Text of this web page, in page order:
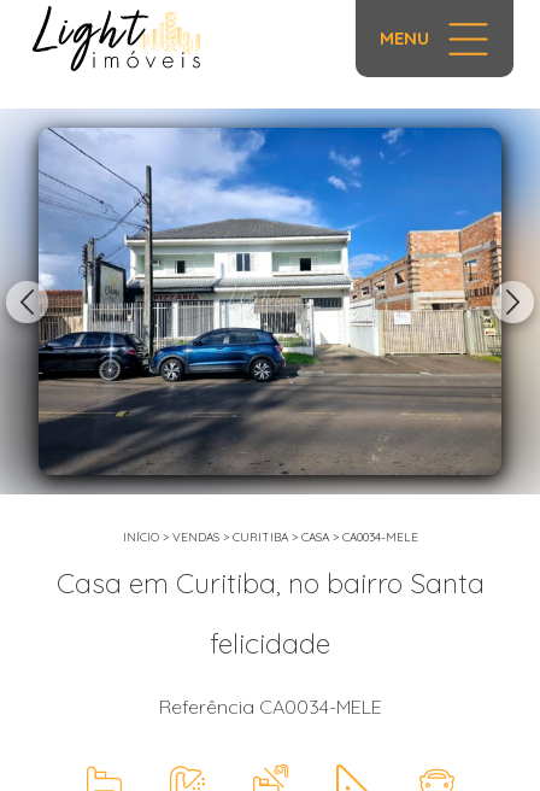
MENU
1/40
INÍCIO> VENDAS> CURITIBA> CASA> CA0034-MELE
Casa em Curitiba, no bairro Santa
felicidade
Referência CA0034-MELE